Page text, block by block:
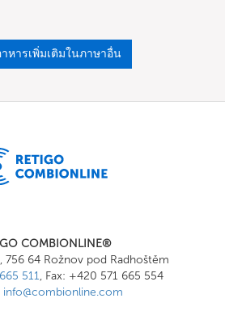
หารเพิ่มเติมในภาษาอื่น
COMBIONLINE®
756 64 Rožnov pod Radhoštěm
511, Fax: +420 571 665 554
info@combionline.com